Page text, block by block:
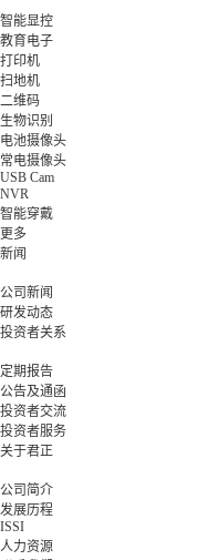
智能显控
教育电子
打印机
扫地机
二维码
生物识别
电池摄像头
常电摄像头
USB Cam
NVR
智能穿戴
更多
新闻
公司新闻
研发动态
投资者关系
定期报告
公告及通函
投资者交流
投资者服务
关于君正
公司简介
发展历程
ISSI
人力资源